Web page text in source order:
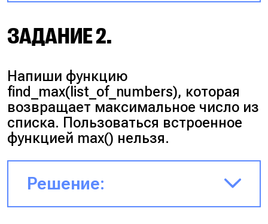
ЗАДАНИЕ 2.
Напиши функцию
find_max(list_of_numbers), которая
возвращает максимальное число из
списка. Пользоваться встроенное
функцией max() нельзя.
Решение: